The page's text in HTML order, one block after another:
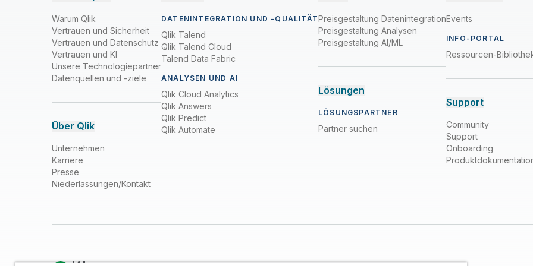
Warum Qlik
Vertrauen und Sicherheit
Vertrauen und Datenschutz
Vertrauen und KI
Unsere Technologiepartner
Datenquellen und -ziele
Über Qlik
Unternehmen
Karriere
Presse
Niederlassungen/Kontakt
DATENINTEGRATION UND -QUALITÄT
Qlik Talend
Qlik Talend Cloud
Talend Data Fabric
ANALYSEN UND AI
Qlik Cloud Analytics
Qlik Answers
Qlik Predict
Qlik Automate
Preisgestaltung Datenintegration
Preisgestaltung Analysen
Preisgestaltung AI/ML
Lösungen
LÖSUNGSPARTNER
Partner suchen
Events
INFO-PORTAL
Ressourcen-
Support
Community
Support
Onboarding